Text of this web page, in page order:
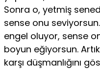
Sonra o, yetmiş
sense onu
engel oluyor, sense
boyun eğiyorsun.
karşı düşmanlığını